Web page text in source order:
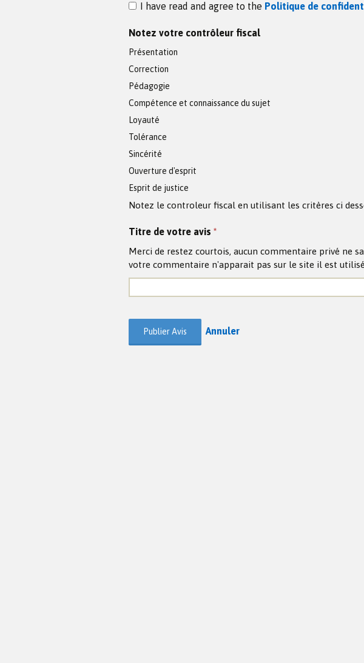
I have read and agree to the Politique de
Notez votre contrôleur fiscal
Présentation
Correction
Pédagogie
Compétence et connaissance du sujet
Loyauté
Tolérance
Sincérité
Ouverture d'esprit
Esprit de justice
Notez le controleur fiscal en utilisant les critères ci
Titre de votre avis *
Merci de restez courtois, aucun commentaire privé ne
votre commentaire n'apparait pas sur le site il est
Annuler